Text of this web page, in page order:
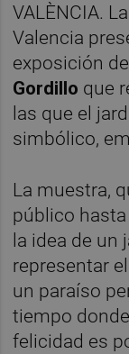
VALÈNCIA.
Valencia
exposición
Gordillo que
las que el
simbólico,
La muestra,
público
la idea de
representar
un paraíso
tiempo
felicidad es